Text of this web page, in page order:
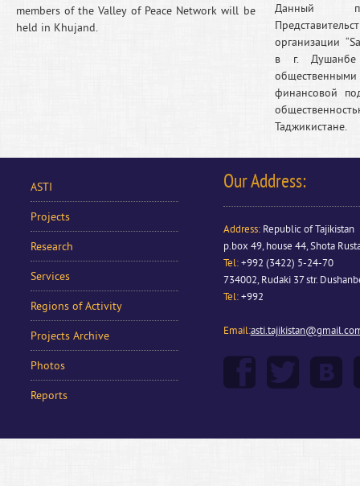
members of the Valley of Peace Network will be
held in Khujand.
Данный
организации
в г. Душанбе
финансовой
Таджикистане.
ASTI
Projects
Research
Services
Regions of Activity
Projects Archive
Photos
Reports
Our Address:
Address:Republic of Tajikistan
p.box 49, house 44, Shota
Tel:+992 (3422) 5-24-70
734002, Rudaki 37 str.
Tel:+992
Email: